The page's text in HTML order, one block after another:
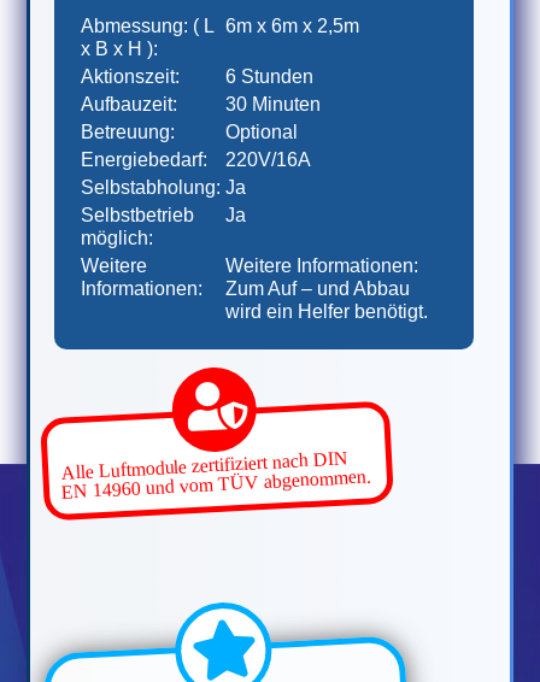
Abmessung: ( L
x B x H ):
6m x 6m x 2,5m
Aktionszeit:
6 Stunden
Aufbauzeit:
30 Minuten
Betreuung:
Optional
Energiebedarf:
220V/16A
Selbstabholung: Ja
Selbstbetrieb
möglich:
Ja
Weitere
Informationen:
Weitere Informationen:
Zum Auf – und Abbau
wird ein Helfer benötigt.
Alle Luftmodule zertifiziert nach DIN
EN 14960 und vom TÜV abgenommen.